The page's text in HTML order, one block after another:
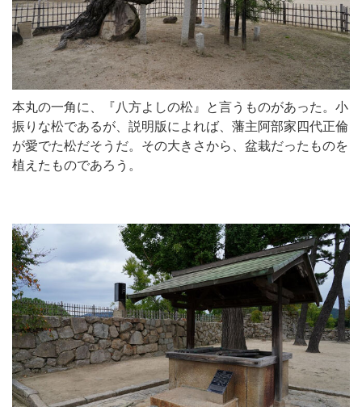
本丸の一角に、『八方よしの松』と言うものがあった。小
振りな松であるが、説明版によれば、藩主阿部家四代正倫
が愛でた松だそうだ。その大きさから、盆栽だったものを
植えたものであろう。